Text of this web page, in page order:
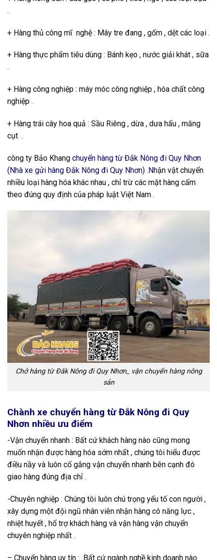
.
+ Hàng thủ công mĩ nghệ : Mây tre đang , gốm , dệt các loại .
+ Hàng thực phẩm tiêu dùng : Bánh kẹo , nước giải khát , sữa
.
+ Hàng công nghiệp : máy móc công nghiệp , hóa chất công
nghiệp .
+ Hàng trái cây hoa quả : Sầu Riêng , dừa , dưa hấu , măng
cụt .
công ty Bảo Khang chuyển hàng từ Đắk Nông đi Quy Nhơn
(Nhà xe gửi hàng Đắk Nông đi Quy Nhơn) .Nhận vật chuyển
nhiều loại hàng hóa khác nhau , chỉ trừ các mặt hàng cấm
theo đúng quy định của pháp luật Việt Nam .
Chở hàng từ Đắk Nông đi Quy Nhơn_ vận chuyển hàng nông
sản
Chành xe chuyển hàng từ Đắk Nông đi Quy
Nhơn nhiều ưu điểm
-Vận chuyển nhanh : Bất cứ khách hàng nào cũng mong
muốn nhận được hàng hóa sớm nhất , chúng tôi hiểu được
điều nầy và luôn cố gắng vận chuyển nhanh bên cạnh đó
giao hàng đúng địa chỉ .
-Chuyên nghiệp : Chúng tôi luôn chú trọng yếu tố con người ,
xây dựng một đội ngũ nhân viên nhận hàng có năng lực ,
nhiệt huyết , hổ trợ khách hàng và vận hàng vận chuyển
chuyên nghiệp nhất .
– Chuyển hàng uy tín : Bất cứ ngành nghề kinh doanh nào